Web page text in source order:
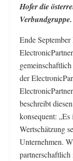
Hofer die
Verbundgruppe.
Ende
der
beschreibt
konsequent:
Wertschätzung
Unternehmen.
partnerschaftlich